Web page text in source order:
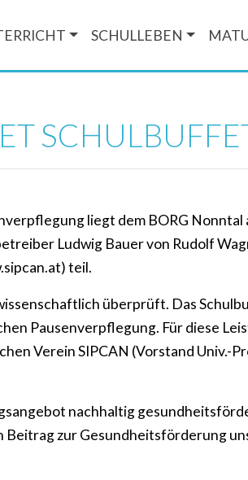
SCHULLEBEN
liegt dem BORG Nonntal
Ludwig Bauer von Rudolf
teil.
überprüft. Das
Pausenverpflegung. Für diese
Verein SIPCAN (Vorstand Univ.-
nachhaltig
Beitrag zur Gesundheitsförderung